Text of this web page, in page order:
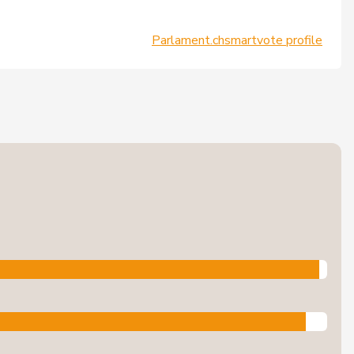
Parlament.chsmartvote profile